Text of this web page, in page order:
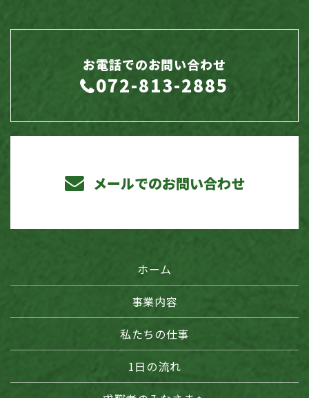
お電話でのお問い合わせ
072-813-2885
メールでのお問い合わせ
ホーム
事業内容
私たちの仕事
1日の流れ